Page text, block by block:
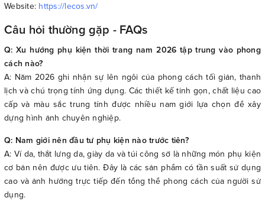
Website: https://lecos.vn/
Câu hỏi thường gặp - FAQs
Q: Xu hướng phụ kiện thời trang nam 2026 tập trung vào phong
cách nào?
A: Năm 2026 ghi nhận sự lên ngôi của phong cách tối giản, thanh
lịch và chú trọng tính ứng dụng. Các thiết kế tinh gọn, chất liệu cao
cấp và màu sắc trung tính được nhiều nam giới lựa chọn để xây
dựng hình ảnh chuyên nghiệp.
Q: Nam giới nên đầu tư phụ kiện nào trước tiên?
A: Ví da, thắt lưng da, giày da và túi công sở là những món phụ kiện
cơ bản nên được ưu tiên. Đây là các sản phẩm có tần suất sử dụng
cao và ảnh hưởng trực tiếp đến tổng thể phong cách của người sử
dụng.